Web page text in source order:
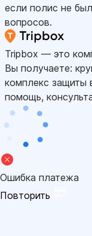
если полис не
вопросов.
Tripbox — это
Вы получаете:
комплекс защиты
помощь,
Ошибка платежа
Повторить